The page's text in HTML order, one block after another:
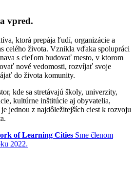
vpred.
ktorá prepája ľudí, organizácie a
celého života. Vznikla vďaka spolupráci
s cieľom budovať mesto, v ktorom
nové vedomosti, rozvíjať svoje
do života komunity.
kde sa stretávajú školy, univerzity,
kultúrne inštitúcie aj obyvatelia,
jednou z najdôležitejších ciest k rozvoju
of Learning Cities Sme členom
2022.